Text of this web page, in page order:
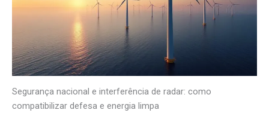
Segurança nacional e interferência de radar: como
compatibilizar defesa e energia limpa